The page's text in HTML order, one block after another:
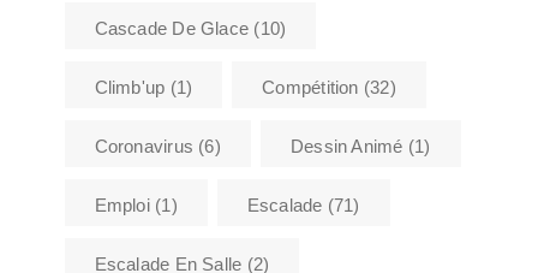
Cascade De Glace (10)
Climb'up (1) Compétition (32)
Coronavirus (6) Dessin Animé (1)
Emploi(1) Escalade (71)
Escalade En Salle (2)